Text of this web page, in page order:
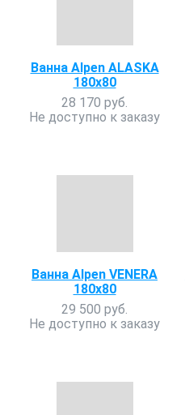
Ванна Alpen ALASKA
180x80
28 170 руб.
Не доступно к заказу
Ванна Alpen VENERA
180x80
29 500 руб.
Не доступно к заказу